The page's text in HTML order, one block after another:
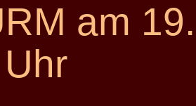
am 19.